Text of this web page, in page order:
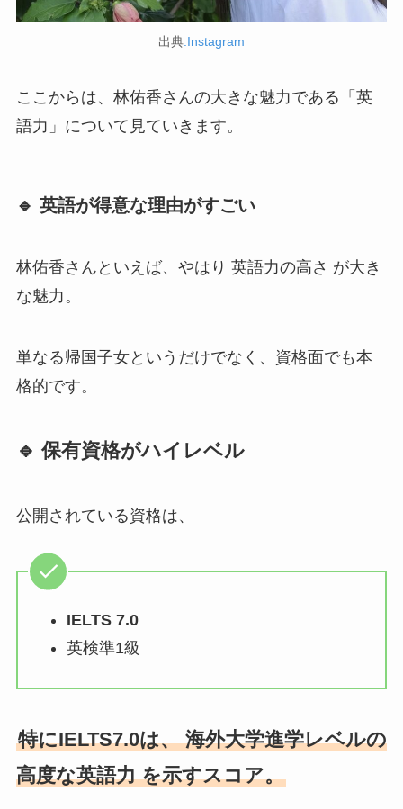
出典:Instagram
ここからは、林佑香さんの大きな魅力である「英
語力」について見ていきます。
🔹 英語が得意な理由がすごい
林佑香さんといえば、やはり 英語力の高さ が大き
な魅力。
単なる帰国子女というだけでなく、資格面でも本
格的です。
🔹 保有資格がハイレベル
公開されている資格は、
IELTS 7.0
英検準1級
特にIELTS7.0は、 海外大学進学レベルの
高度な英語力 を示すスコア。